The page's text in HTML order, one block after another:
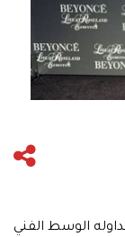
الوسط الفني